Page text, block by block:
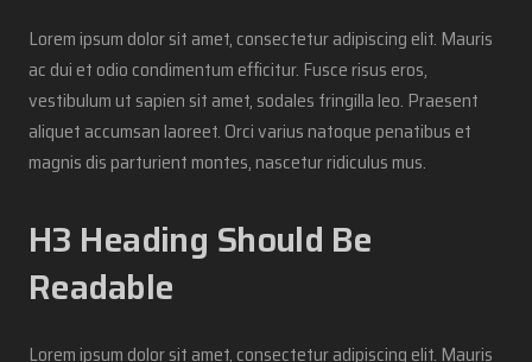
Lorem ipsum dolor sit amet, consectetur adipiscing elit. Mauris
ac dui et odio condimentum efficitur. Fusce risus eros,
vestibulum ut sapien sit amet, sodales fringilla leo. Praesent
aliquet accumsan laoreet. Orci varius natoque penatibus et
magnis dis parturient montes, nascetur ridiculus mus.
H3 Heading Should Be
Readable
Lorem ipsum dolor sit amet, consectetur adipiscing elit. Mauris